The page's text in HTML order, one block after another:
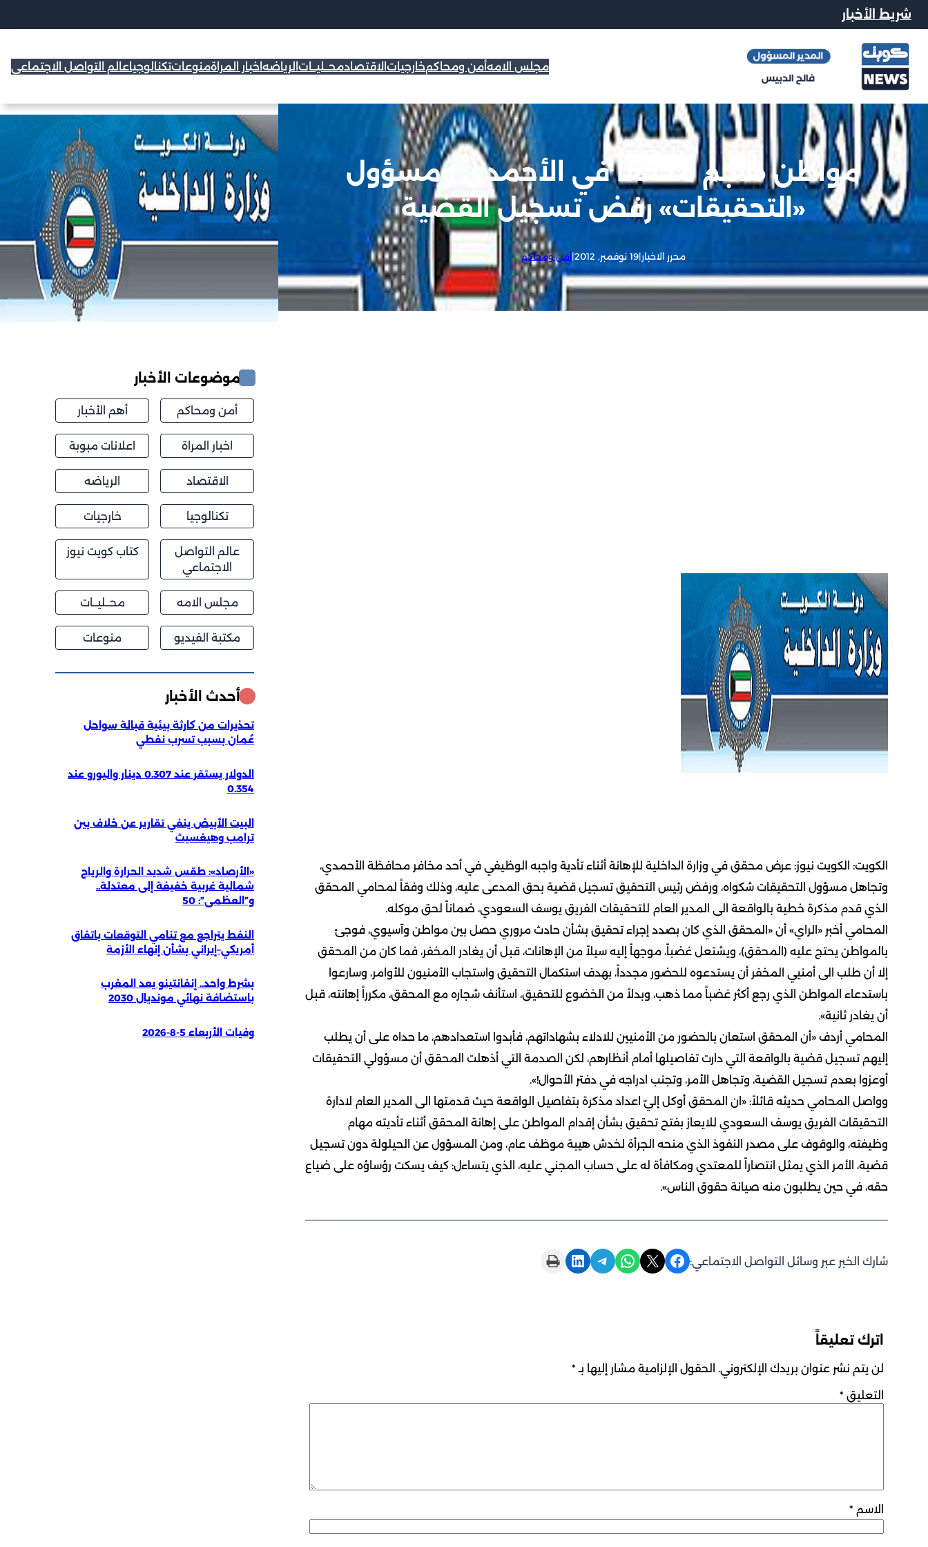
شريط الأخبار
مجلس الامهأمن ومحاكمخارجيات الاقتصادمحــليــات الرياضه اخبار المراةمنوعاتتكنالوجياعالم التواصل الاجتماعي
مواطن هاجم محققاً في الأحمدي ومسؤول
«التحقيقات» رفض تسجيل القضية
محرر الاخبار|19 نوفمبر, 2012 |أمن ومحاكم
الكويت: الكويت نيوز: عرض محقق في وزارة الداخلية للإهانة أثناء تأدية واجبه الوظيفي في أحد مخافر محافظة الأحمدي،
وتجاهل مسؤول التحقيقات شكواه، ورفض رئيس التحقيق تسجيل قضية بحق المدعى عليه، وذلك وفقاً لمحامي المحقق
الذي قدم مذكرة خطية بالواقعة الى المدير العام للتحقيقات الفريق يوسف السعودي، ضماناً لحق موكله.
المحامي أخبر «الراي» أن «المحقق الذي كان بصدد إجراء تحقيق بشأن حادث مروري حصل بين مواطن وآسيوي، فوجئ
بالمواطن يحتج عليه (المحقق)، ويشتعل غضباً، موجهاً إليه سيلاً من الإهانات، قبل أن يغادر المخفر، فما كان من المحقق
إلا أن طلب الى أمنيي المخفر أن يستدعوه للحضور مجدداً، بهدف استكمال التحقيق واستجاب الأمنيون للأوامر، وسارعوا
باستدعاء المواطن الذي رجع أكثر غضباً مما ذهب، وبدلاً من الخضوع للتحقيق، استأنف شجاره مع المحقق، مكرراً إهانته، قبل
أن يغادر ثانية».
المحامي أردف «أن المحقق استعان بالحضور من الأمنيين للادلاء بشهاداتهم، فأبدوا استعدادهم، ما حداه على أن يطلب
إليهم تسجيل قضية بالواقعة التي دارت تفاصيلها أمام أنظارهم، لكن الصدمة التي أذهلت المحقق أن مسؤولي التحقيقات
أوعزوا بعدم تسجيل القضية، وتجاهل الأمر، وتجنب ادراجه في دفتر الأحوال!».
وواصل المحامي حديثه قائلاً: «ان المحقق أوكل إليّ اعداد مذكرة بتفاصيل الواقعة حيث قدمتها الى المدير العام لادارة
التحقيقات الفريق يوسف السعودي للايعاز بفتح تحقيق بشأن إقدام المواطن على إهانة المحقق أثناء تأديته مهام
وظيفته، والوقوف على مصدر النفوذ الذي منحه الجرأة لخدش هيبة موظف عام، ومن المسؤول عن الحيلولة دون تسجيل
قضية، الأمر الذي يمثل انتصاراً للمعتدي ومكافأة له على حساب المجني عليه، الذي يتساءل: كيف يسكت رؤساؤه على ضياع
حقه، في حين يطلبون منه صيانة حقوق الناس».
شارك الخبر عبر وسائل التواصل الاجتماعي: Share on Facebook
Share on X
Share on WhatsApp
Share on Telegram
Share on LinkedIn
Print this Page
اترك تعليقاً
لن يتم نشر عنوان بريدك الإلكتروني. الحقول الإلزامية مشار إليها بـ *
التعليق *
الاسم *
موضوعات الأخبار
أمن ومحاكم أهم الأخبار
اخبار المراة اعلانات مبوبة
الاقتصاد الرياضه
تكنالوجيا خارجيات
عالم التواصل
الاجتماعي
كتاب كويت نيوز
مجلس الامه محــليــات
مكتبة الفيديو منوعات
أحدث الأخبار
تحذيرات من كارثة بيئية قبالة سواحل
عُمان بسبب تسرب نفطي
الدولار يستقر عند 0.307 دينار واليورو عند
0.354
البيت الأبيض ينفي تقارير عن خلاف بين
ترامب وهيغسيث
«الأرصاد»: طقس شديد الحرارة والرياح
شمالية غربية خفيفة إلى معتدلة..
و”العظمى”: 50
النفط يتراجع مع تنامي التوقعات باتفاق
أمريكي–إيراني بشأن إنهاء الأزمة
بشرط واحد.. إنفانتينو يعد المغرب
باستضافة نهائي مونديال 2030
وفيات الأربعاء 5-8-2026